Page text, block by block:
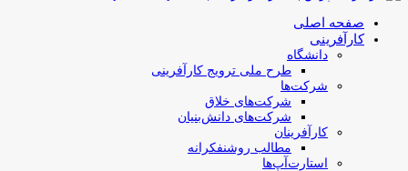
صفحه اصلی
کارآفرینی
دانشگاه
طرح ملی ترویج کارآفرینی
شرکت‌ها
شرکت‌های خلاق
شرکت‌های دانش‌بنیان
کارآفرینان
مطالب روشنفکرانه
استارت‌آپ‌ها